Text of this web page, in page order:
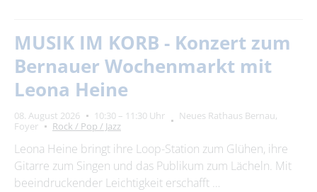
MUSIK IM KORB - Konzert zum
Bernauer Wochenmarkt mit
Leona Heine
08. August 2026 10:30 – 11:30 Uhr
Neues Rathaus Bernau,
Foyer
Rock / Pop / Jazz
Leona Heine bringt ihre Loop-Station zum Glühen, ihre
Gitarre zum Singen und das Publikum zum Lächeln. Mit
beeindruckender Leichtigkeit erschafft …